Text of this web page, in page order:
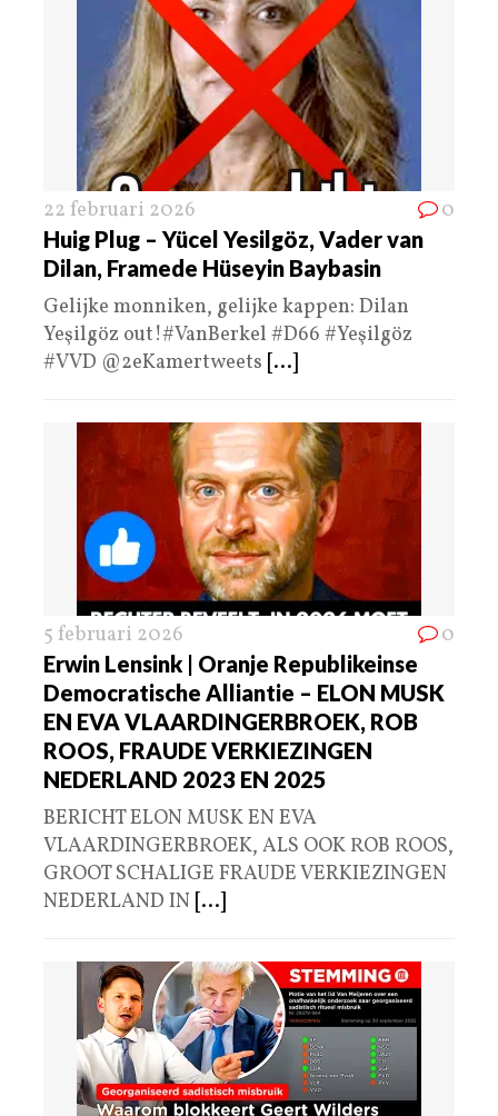
22 februari 2026 0
Huig Plug – Yücel Yesilgöz, Vader van
Dilan, Framede Hüseyin Baybasin
Gelijke monniken, gelijke kappen: Dilan
Yeşilgöz out!#VanBerkel #D66 #Yeşilgöz
#VVD @2eKamertweets [...]
5 februari 2026 0
Erwin Lensink | Oranje Republikeinse
Democratische Alliantie – ELON MUSK
EN EVA VLAARDINGERBROEK, ROB
ROOS, FRAUDE VERKIEZINGEN
NEDERLAND 2023 EN 2025
BERICHT ELON MUSK EN EVA
VLAARDINGERBROEK, ALS OOK ROB ROOS,
GROOT SCHALIGE FRAUDE VERKIEZINGEN
NEDERLAND IN [...]